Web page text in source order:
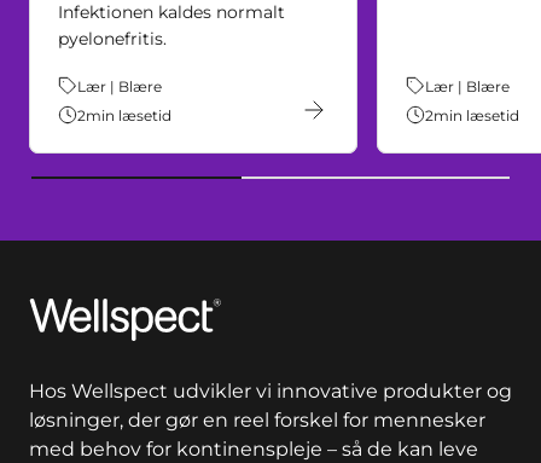
Infektionen kaldes normalt
pyelonefritis.
Tema:
Lær | Blære
2min læsetid
Tema:
Lær | Blære
2min læsetid
Wellspect
Hos Wellspect udvikler vi innovative produkter og
løsninger, der gør en reel forskel for mennesker
med behov for kontinenspleje – så de kan leve